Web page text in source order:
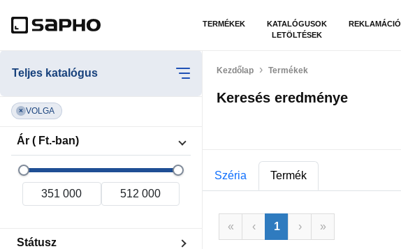
TERMÉKEK
KATALÓGUSOK
LETÖLTÉSEK
REKLAMÁCIÓ
Teljes katalógus
× VOLGA
Ár ( Ft.-ban)
Státusz
Kezdőlap Termékek
Keresés eredménye
Széria Termék
« ‹ 1 › »